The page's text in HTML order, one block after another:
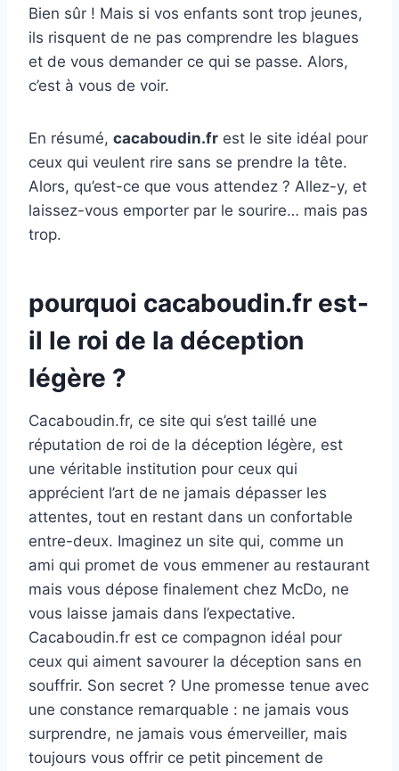
Bien sûr ! Mais si vos enfants sont trop jeunes,
ils risquent de ne pas comprendre les blagues
et de vous demander ce qui se passe. Alors,
c’est à vous de voir.
En résumé, cacaboudin.fr est le site idéal pour
ceux qui veulent rire sans se prendre la tête.
Alors, qu’est-ce que vous attendez ? Allez-y, et
laissez-vous emporter par le sourire… mais pas
trop.
pourquoi cacaboudin.fr est-
il le roi de la déception
légère ?
Cacaboudin.fr, ce site qui s’est taillé une
réputation de roi de la déception légère, est
une véritable institution pour ceux qui
apprécient l’art de ne jamais dépasser les
attentes, tout en restant dans un confortable
entre-deux. Imaginez un site qui, comme un
ami qui promet de vous emmener au restaurant
mais vous dépose finalement chez McDo, ne
vous laisse jamais dans l’expectative.
Cacaboudin.fr est ce compagnon idéal pour
ceux qui aiment savourer la déception sans en
souffrir. Son secret ? Une promesse tenue avec
une constance remarquable : ne jamais vous
surprendre, ne jamais vous émerveiller, mais
toujours vous offrir ce petit pincement de